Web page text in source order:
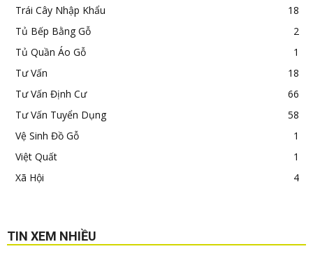
Trái Cây Nhập Khẩu
18
Tủ Bếp Bằng Gỗ
2
Tủ Quần Áo Gỗ
1
Tư Vấn
18
Tư Vấn Định Cư
66
Tư Vấn Tuyển Dụng
58
Vệ Sinh Đồ Gỗ
1
Việt Quất
1
Xã Hội
4
TIN XEM NHIỀU